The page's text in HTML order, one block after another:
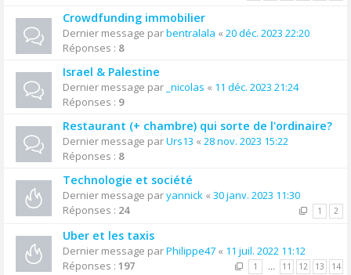
Crowdfunding immobilier
Dernier message parbentralala « 20 déc. 2023 22:20
Réponses : 8
Israel & Palestine
Dernier message par _nicolas « 11 déc. 2023 21:24
Réponses : 9
Restaurant (+ chambre) qui sorte de l'ordinaire?
Dernier message parUrs13 « 28 nov. 2023 15:22
Réponses : 8
Technologie et société
Dernier message paryannick « 30 janv. 2023 11:30
Réponses : 24 1 2
Uber et les taxis
Dernier message parPhilippe47 « 11 juil. 2022 11:12
Réponses : 197 1 … 11 12 13 14